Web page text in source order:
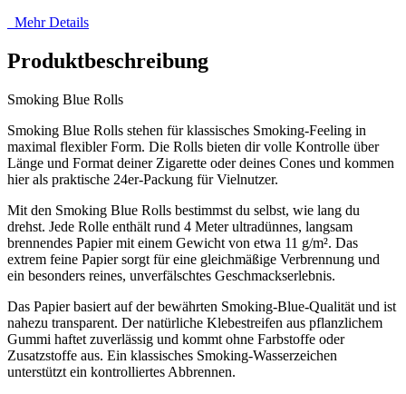
Mehr Details
Produktbeschreibung
Smoking Blue Rolls
Smoking Blue Rolls stehen für klassisches Smoking-Feeling in
maximal flexibler Form. Die Rolls bieten dir volle Kontrolle über
Länge und Format deiner Zigarette oder deines Cones und kommen
hier als praktische 24er-Packung für Vielnutzer.
Mit den Smoking Blue Rolls bestimmst du selbst, wie lang du
drehst. Jede Rolle enthält rund 4 Meter ultradünnes, langsam
brennendes Papier mit einem Gewicht von etwa 11 g/m². Das
extrem feine Papier sorgt für eine gleichmäßige Verbrennung und
ein besonders reines, unverfälschtes Geschmackserlebnis.
Das Papier basiert auf der bewährten Smoking-Blue-Qualität und ist
nahezu transparent. Der natürliche Klebestreifen aus pflanzlichem
Gummi haftet zuverlässig und kommt ohne Farbstoffe oder
Zusatzstoffe aus. Ein klassisches Smoking-Wasserzeichen
unterstützt ein kontrolliertes Abbrennen.